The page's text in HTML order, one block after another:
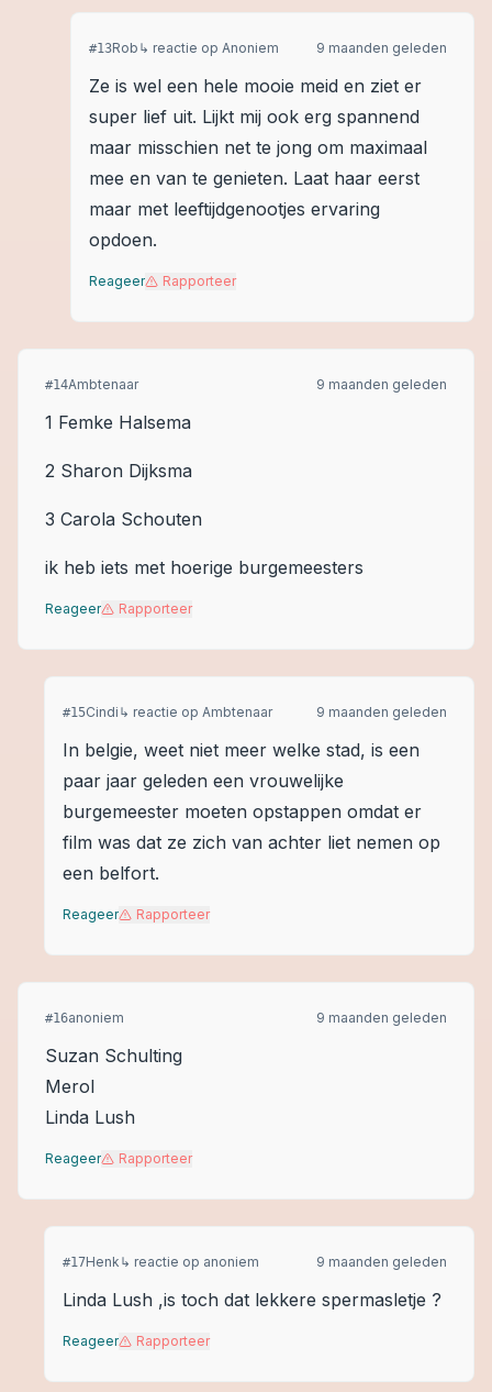
#13Rob ↳ reactie op Anoniem 9 maanden geleden
Ze is wel een hele mooie meid en ziet er
super lief uit. Lijkt mij ook erg spannend
maar misschien net te jong om maximaal
mee en van te genieten. Laat haar eerst
maar met leeftijdgenootjes ervaring
opdoen.
Reageer Rapporteer
#14Ambtenaar 9 maanden geleden
1 Femke Halsema
2 Sharon Dijksma
3 Carola Schouten
ik heb iets met hoerige burgemeesters
Reageer Rapporteer
#15Cindi ↳ reactie op Ambtenaar 9 maanden geleden
In belgie, weet niet meer welke stad, is een
paar jaar geleden een vrouwelijke
burgemeester moeten opstappen omdat er
film was dat ze zich van achter liet nemen op
een belfort.
Reageer Rapporteer
#16anoniem 9 maanden geleden
Suzan Schulting
Merol
Linda Lush
Reageer Rapporteer
#17Henk ↳ reactie op anoniem 9 maanden geleden
Linda Lush ,is toch dat lekkere spermasletje ?
Reageer Rapporteer